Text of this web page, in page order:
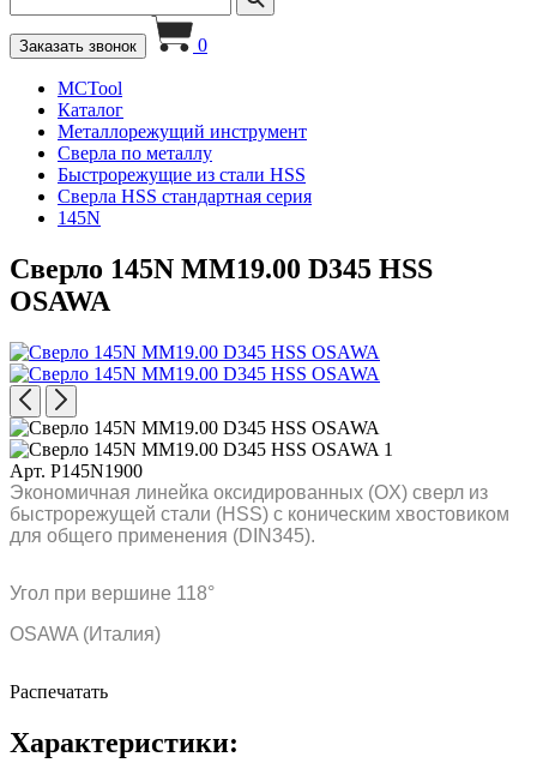
Заказать звонок 0
MCTool
Каталог
Металлорежущий инструмент
Сверла по металлу
Быстрорежущие из стали HSS
Сверла HSS стандартная серия
145N
Сверло 145N MM19.00 D345 HSS
OSAWA
Арт. P145N1900
Экономичная линейка оксидированных (OX) сверл из
быстрорежущей стали (HSS) с коническим хвостовиком
для общего применения (DIN345).
Угол при вершине 118°
OSAWA (Италия)
Распечатать
Характеристики: